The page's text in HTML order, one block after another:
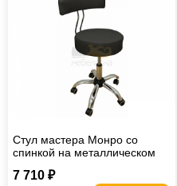
Стул мастера Монро со
спинкой на металлическом
7 710 ₽